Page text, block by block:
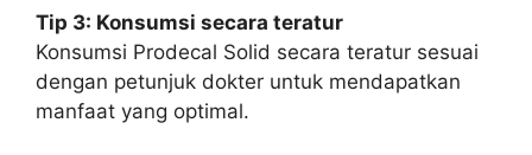
Tip 3: Konsumsi secara teratur
Konsumsi Prodecal Solid secara teratur sesuai
dengan petunjuk dokter untuk mendapatkan
manfaat yang optimal.